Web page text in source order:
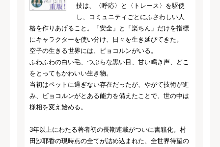
技は、〈呼応〉と〈トレース〉を駆使
し、コミュニティごとにふさわしい人
格を作りあげること。「安全」と「楽ちん」だけを指標
にキャラクターを使い分け、日々を生き延びてきた。
空子の生きる世界には、ピョコルンがいる。
ふわふわの白い毛、つぶらな黒い目、甘い鳴き声、どこ
をとってもかわいい生き物。
当初はペットに過ぎない存在だったが、やがて技術が進
み、ピョコルンがとある能力を備えたことで、世の中は
様相を変え始める。
3年以上にわたる著者初の長期連載がついに書籍化。村
田沙耶香の現時点の全てが詰め込まれた、全世界待望の